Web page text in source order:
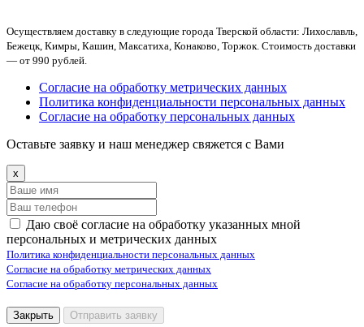
Осуществляем доставку в следующие города Тверской области: Лихославль,
Бежецк, Кимры, Кашин, Максатиха, Конаково, Торжок. Стоимость доставки
— от 990 рублей.
Согласие на обработку метрических данных
Политика конфиденциальности персональных данных
Согласие на обработку персональных данных
Оставьте заявку и наш менеджер свяжется с Вами
x
Даю своё согласие на обработку указанных мной
персональных и метрических данных
Политика конфиденциальности персональных данных
Согласие на обработку метрических данных
Согласие на обработку персональных данных
Закрыть Отправить заявку